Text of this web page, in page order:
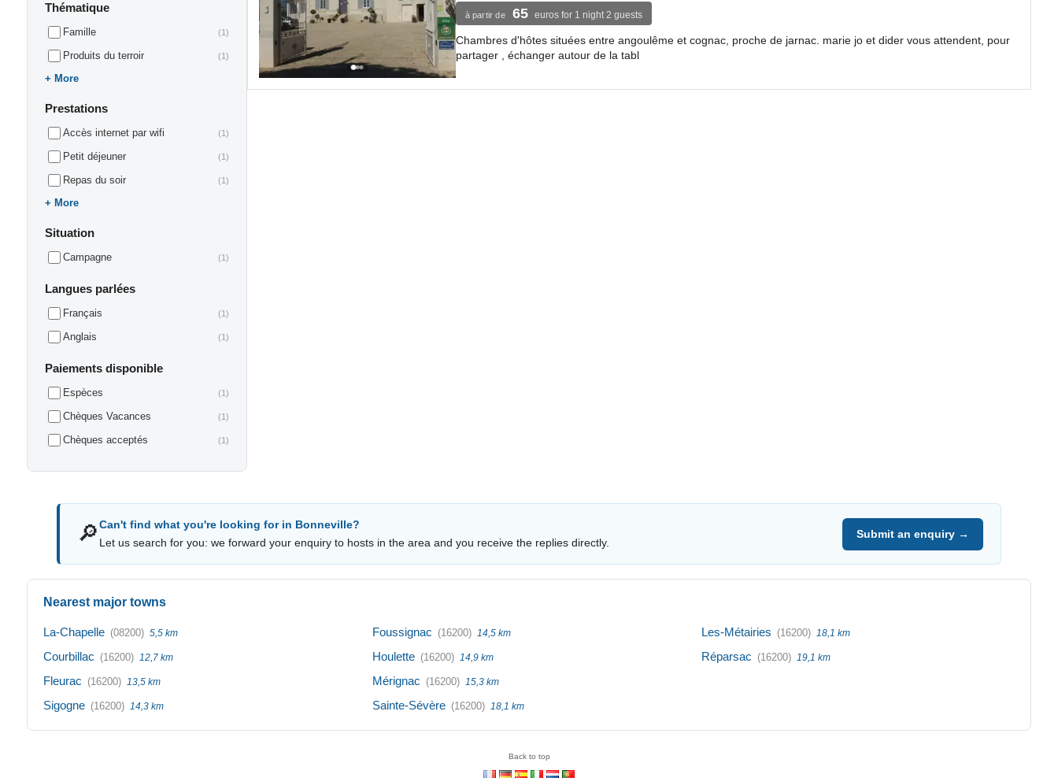
Thématique
Famille (1)
Produits du terroir (1)
More
Prestations
Accès internet par wifi (1)
Petit déjeuner (1)
Repas du soir (1)
More
Situation
Campagne (1)
Langues parlées
Français (1)
Anglais (1)
Paiements disponible
Espèces (1)
Chèques Vacances (1)
Chèques acceptés (1)
à partir de 65 euros for 1 night 2 guests
Chambres d'hôtes situées entre angoulême et cognac, proche de jarnac. marie jo et dider vous attendent, pour
partager , échanger autour de la tabl
🔎Can't find what you're looking for in Bonneville?
Let us search for you: we forward your enquiry to hosts in the area and you receive the replies directly.
Submit an enquiry →
Nearest major towns
La-Chapelle (08200) 5,5 km
Courbillac (16200) 12,7 km
Fleurac (16200) 13,5 km
Sigogne (16200) 14,3 km
Foussignac (16200) 14,5 km
Houlette (16200) 14,9 km
Mérignac (16200) 15,3 km
Sainte-Sévère (16200) 18,1 km
Les-Métairies (16200) 18,1 km
Réparsac (16200) 19,1 km
Back to top